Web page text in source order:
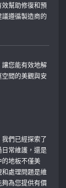
幫助修復和預
遵循製造商的
您能有效地解
間的美觀與安
們已經探索了
常維護，還是
地板不僅美
處理問題是維
為您提供有價